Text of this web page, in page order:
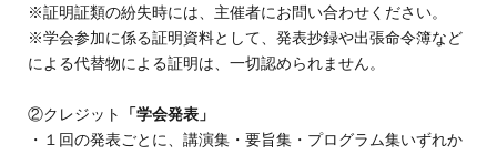
※証明証類の紛失時には、主催者にお問い合わせください。
※学会参加に係る証明資料として、発表抄録や出張命令簿など
による代替物による証明は、一切認められません。
②クレジット
「学会発表」
・１回の発表ごとに、講演集・要旨集・プログラム集いずれか